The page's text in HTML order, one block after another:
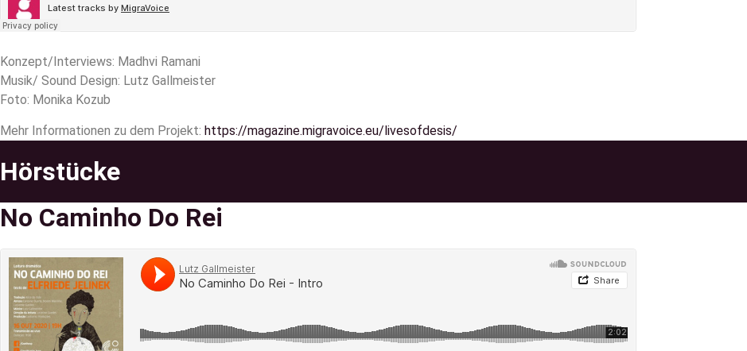
Konzept/Interviews: Madhvi Ramani
Musik/ Sound Design: Lutz Gallmeister
Foto: Monika Kozub
Mehr Informationen zu dem Projekt: https://magazine.migravoice.eu/livesofdesis/
Hörstücke
No Caminho Do Rei